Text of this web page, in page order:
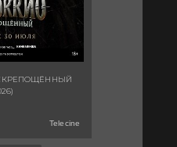
Telecine